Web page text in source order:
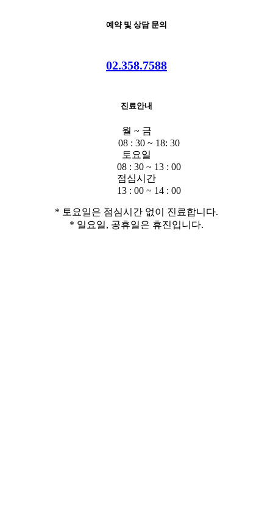
예약 및 상담 문의
02.358.7588
진료안내
월 ~ 금
08 : 30 ~ 18: 30
토요일
08 : 30 ~ 13 : 00
점심시간
13 : 00 ~ 14 : 00
* 토요일은 점심시간 없이 진료합니다.
* 일요일, 공휴일은 휴진입니다.